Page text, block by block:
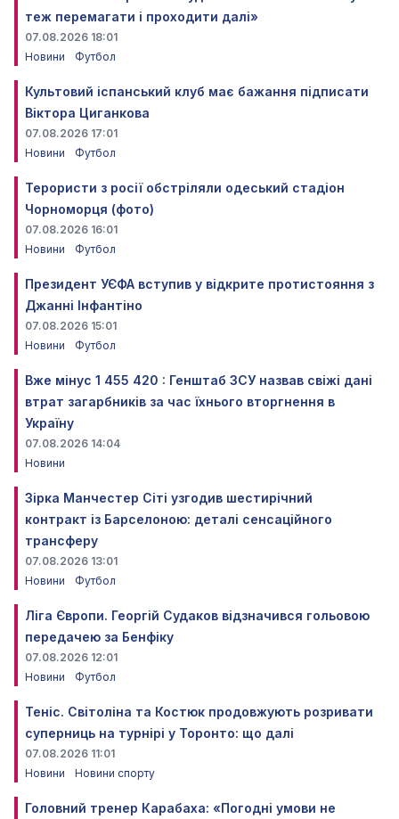
теж перемагати і проходити далі»
07.08.2026 18:01
Новини
Футбол
Культовий іспанський клуб має бажання підписати
Віктора Циганкова
07.08.2026 17:01
Новини
Футбол
Терористи з росії обстріляли одеський стадіон
Чорноморця (фото)
07.08.2026 16:01
Новини
Футбол
Президент УЄФА вступив у відкрите протистояння з
Джанні Інфантіно
07.08.2026 15:01
Новини
Футбол
Вже мінус 1 455 420 : Генштаб ЗСУ назвав свіжі дані
втрат загарбників за час їхнього вторгнення в
Україну
07.08.2026 14:04
Новини
Зірка Манчестер Сіті узгодив шестирічний
контракт із Барселоною: деталі сенсаційного
трансферу
07.08.2026 13:01
Новини
Футбол
Ліга Європи. Георгій Судаков відзначився гольовою
передачею за Бенфіку
07.08.2026 12:01
Новини
Футбол
Теніс. Світоліна та Костюк продовжують розривати
суперниць на турнірі у Торонто: що далі
07.08.2026 11:01
Новини
Новини спорту
Головний тренер Карабаха: «Погодні умови не